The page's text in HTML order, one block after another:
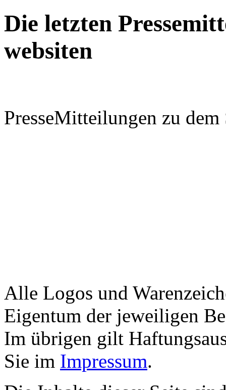
Die letzten
websiten
PresseMitteilungen zu
Alle Logos und
Eigentum der jeweiligen
Im übrigen gilt
Sie im Impressum.